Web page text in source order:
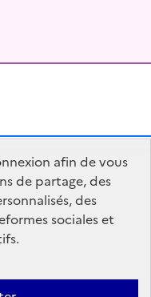
sommes-nous ?
les services
afin de vous
de partage, des
des
sociales et